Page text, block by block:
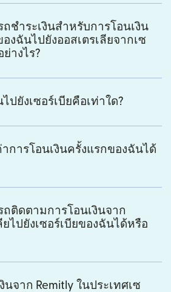
ชำระเงินสำหรับการโอนเงิน
งฉันไปยังออสเตรเลียจากเซ
ย่างไร?
ไปยังเซอร์เบียคือเท่าใด?
การโอนเงินครั้งแรกของฉันได้
ติดตามการโอนเงินจาก
ยไปยังเซอร์เบียของฉันได้หรือ
นจาก Remitly ในประเทศเซ